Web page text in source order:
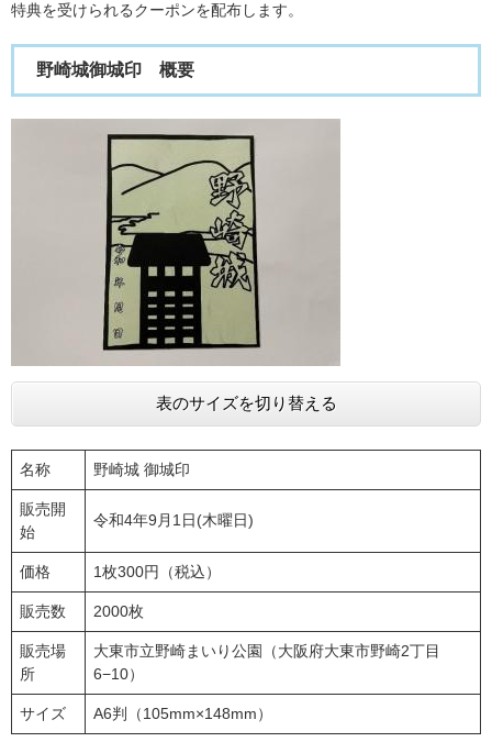
特典を受けられるクーポンを配布します。
野崎城御城印 概要
表のサイズを切り替える
名称 野崎城 御城印
販売開
始
令和4年9月1日(木曜日)
価格 1枚300円（税込）
販売数 2000枚
販売場
所
大東市立野崎まいり公園（大阪府大東市野崎2丁目
6−10）
サイズ A6判（105mm×148mm）